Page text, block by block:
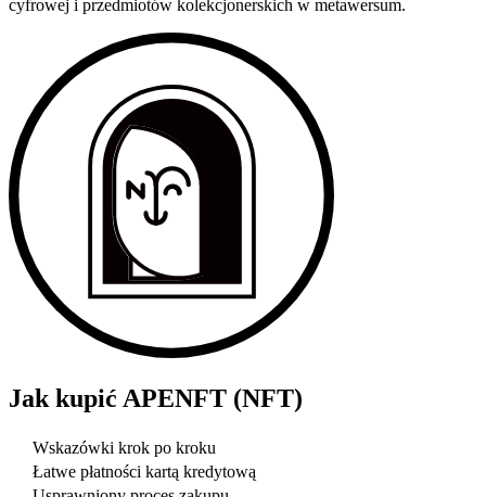
cyfrowej i przedmiotów kolekcjonerskich w metawersum.
Jak kupić APENFT (NFT)
Wskazówki krok po kroku
Łatwe płatności kartą kredytową